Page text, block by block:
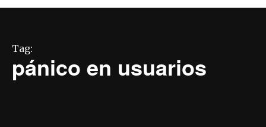
Tag:
pánico en usuarios